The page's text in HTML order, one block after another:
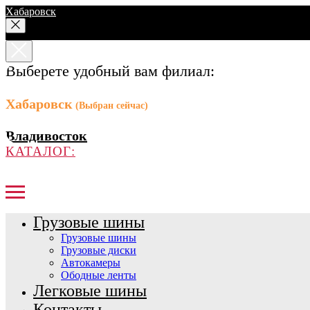
Хабаровск
Выберете удобный вам филиал:
Хабаровск (Выбран сейчас)
Владивосток
КАТАЛОГ:
Грузовые шины
Грузовые шины
Грузовые диски
Автокамеры
Ободные ленты
Легковые шины